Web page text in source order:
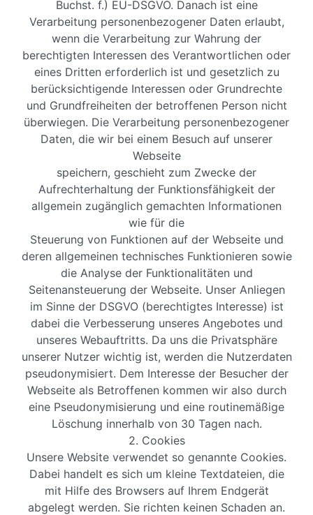
Buchst. f.) EU-DSGVO. Danach ist eine
Verarbeitung personenbezogener Daten erlaubt,
wenn die Verarbeitung zur Wahrung der
berechtigten Interessen des Verantwortlichen oder
eines Dritten erforderlich ist und gesetzlich zu
berücksichtigende Interessen oder Grundrechte
und Grundfreiheiten der betroffenen Person nicht
überwiegen. Die Verarbeitung personenbezogener
Daten, die wir bei einem Besuch auf unserer
Webseite
speichern, geschieht zum Zwecke der
Aufrechterhaltung der Funktionsfähigkeit der
allgemein zugänglich gemachten Informationen
wie für die
Steuerung von Funktionen auf der Webseite und
deren allgemeinen technisches Funktionieren sowie
die Analyse der Funktionalitäten und
Seitenansteuerung der Webseite. Unser Anliegen
im Sinne der DSGVO (berechtigtes Interesse) ist
dabei die Verbesserung unseres Angebotes und
unseres Webauftritts. Da uns die Privatsphäre
unserer Nutzer wichtig ist, werden die Nutzerdaten
pseudonymisiert. Dem Interesse der Besucher der
Webseite als Betroffenen kommen wir also durch
eine Pseudonymisierung und eine routinemäßige
Löschung innerhalb von 30 Tagen nach.
2. Cookies
Unsere Website verwendet so genannte Cookies.
Dabei handelt es sich um kleine Textdateien, die
mit Hilfe des Browsers auf Ihrem Endgerät
abgelegt werden. Sie richten keinen Schaden an.